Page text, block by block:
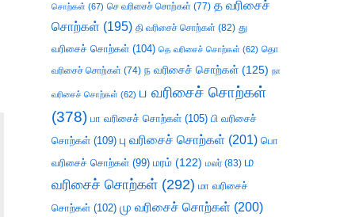
சொற்கள் (67) செ வரிசைச் சொற்கள் (77) த வரிசைச்
சொற்கள் (195) தி வரிசைச் சொற்கள் (82) து
வரிசைச் சொற்கள் (104) தெ வரிசைச் சொற்கள் (62) தொ
வரிசைச் சொற்கள் (74) ந வரிசைச் சொற்கள் (125) நா
வரிசைச் சொற்கள் (62) ப வரிசைச் சொற்கள்
(378) பா வரிசைச் சொற்கள் (105) பி வரிசைச்
சொற்கள் (109) பு வரிசைச் சொற்கள் (201) பொ
வரிசைச் சொற்கள் (99) மரம் (122) மலர் (83) ம
வரிசைச் சொற்கள் (292) மா வரிசைச்
சொற்கள் (102) மு வரிசைச் சொற்கள் (200)